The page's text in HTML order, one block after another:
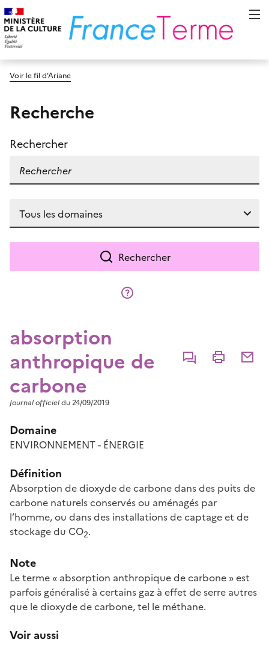
Voir le fil d’Ariane
Recherche
Rechercher
Rechercher
absorption
anthropique de
carbone
CommenterImprimer
Journal officieldu 24/09/2019
Domaine
ENVIRONNEMENT - ÉNERGIE
Définition
Absorption de dioxyde de carbone dans des puits de
carbone naturels conservés ou aménagés par
l’homme, ou dans des installations de captage et de
stockage du CO2.
Note
Le terme « absorption anthropique de carbone » est
parfois généralisé à certains gaz à effet de serre autres
que le dioxyde de carbone, tel le méthane.
Voir aussi